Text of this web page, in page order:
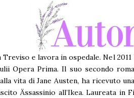
Treviso e lavora in ospedale. Nel
Opera Prima. Il suo secondo
vita di Jane Austen, ha ricevuto
Ässassinio all’Ikea. Laureata in